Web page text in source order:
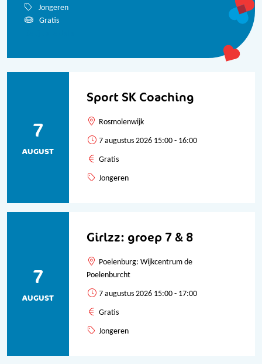
Jongeren
Gratis
Sport SK Coaching
7
AUGUST
Rosmolenwijk
7 augustus 2026 15:00 - 16:00
Gratis
Jongeren
Girlzz: groep 7 & 8
7
AUGUST
Poelenburg: Wijkcentrum de
Poelenburcht
7 augustus 2026 15:00 - 17:00
Gratis
Jongeren